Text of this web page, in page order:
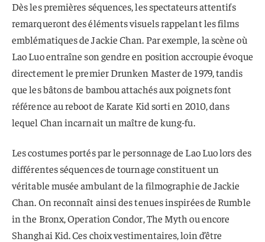
Dès les premières séquences, les spectateurs attentifs
remarqueront des éléments visuels rappelant les films
emblématiques de Jackie Chan. Par exemple, la scène où
Lao Luo entraîne son gendre en position accroupie évoque
directement le premier Drunken Master de 1979, tandis
que les bâtons de bambou attachés aux poignets font
référence au reboot de Karate Kid sorti en 2010, dans
lequel Chan incarnait un maître de kung-fu.
Les costumes portés par le personnage de Lao Luo lors des
différentes séquences de tournage constituent un
véritable musée ambulant de la filmographie de Jackie
Chan. On reconnaît ainsi des tenues inspirées de Rumble
in the Bronx, Operation Condor, The Myth ou encore
Shanghai Kid. Ces choix vestimentaires, loin d’être